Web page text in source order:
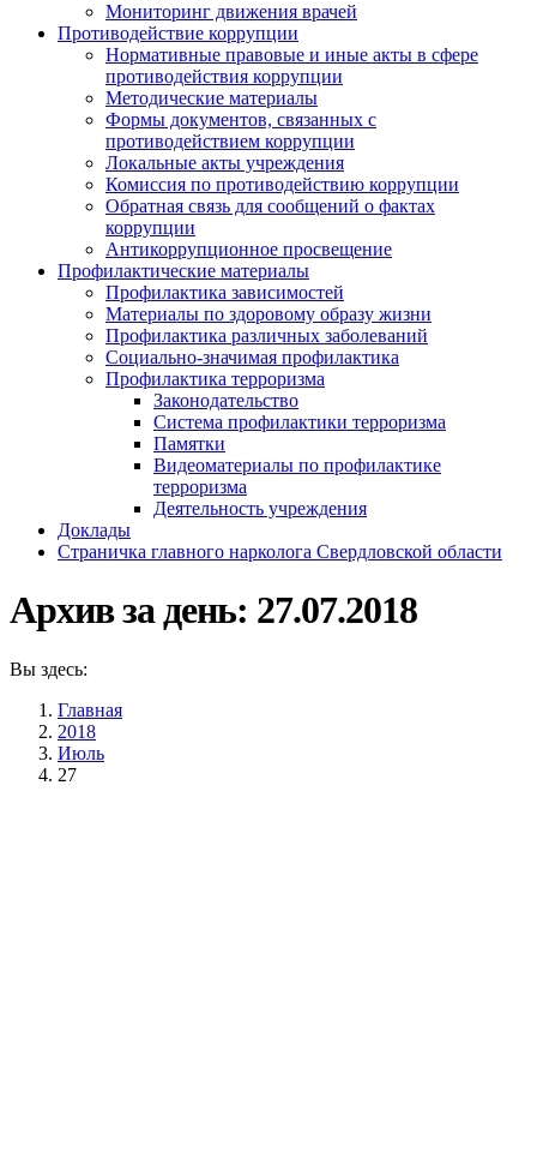
Мониторинг движения врачей
Противодействие коррупции
Нормативные правовые и иные акты в сфере
противодействия коррупции
Методические материалы
Формы документов, связанных с
противодействием коррупции
Локальные акты учреждения
Комиссия по противодействию коррупции
Обратная связь для сообщений о фактах
коррупции
Антикоррупционное просвещение
Профилактические материалы
Профилактика зависимостей
Материалы по здоровому образу жизни
Профилактика различных заболеваний
Социально-значимая профилактика
Профилактика терроризма
Законодательство
Система профилактики терроризма
Памятки
Видеоматериалы по профилактике
терроризма
Деятельность учреждения
Доклады
Страничка главного нарколога Свердловской области
Архив за день: 27.07.2018
Вы здесь:
Главная
2018
Июль
27